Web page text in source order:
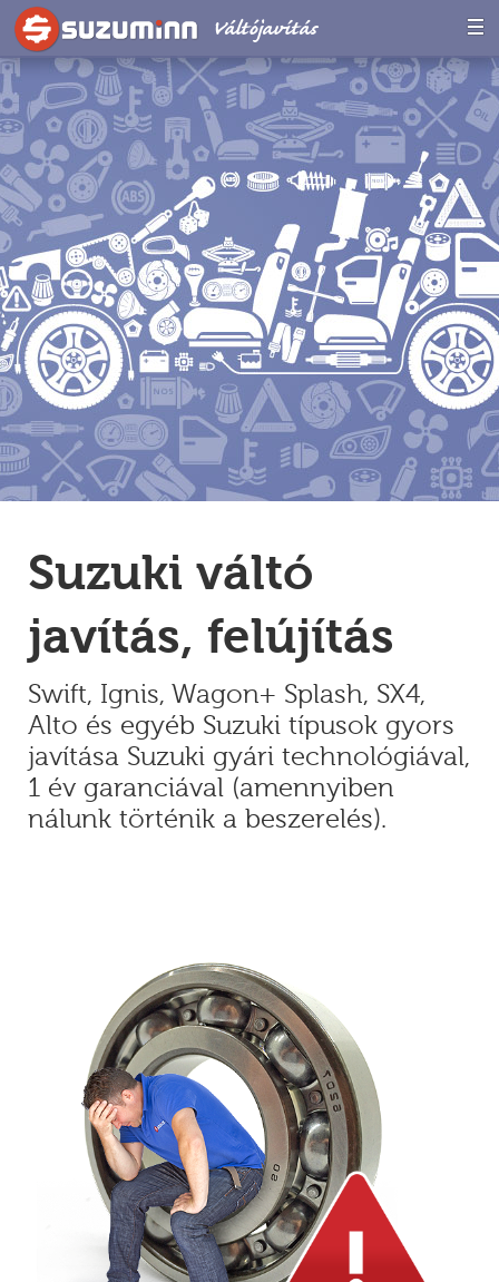
Váltójavítás
Suzuki váltó
javítás, felújítás
Swift, Ignis, Wagon+ Splash, SX4,
Alto és egyéb Suzuki típusok gyors
javítása Suzuki gyári technológiával,
1 év garanciával (amennyiben
nálunk történik a beszerelés).